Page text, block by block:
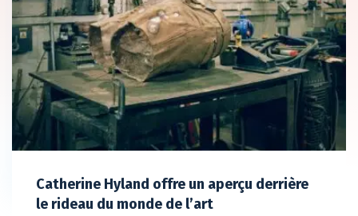
Catherine Hyland offre un aperçu derrière
le rideau du monde de l’art